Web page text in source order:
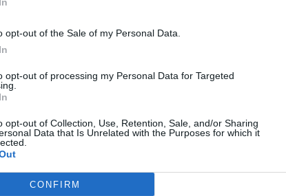
opt-out of the Sale of my Personal Data.
opt-out of processing my Personal Data for Targeted
opt-out of Collection, Use, Retention, Sale, and/or Sharing
Data that Is Unrelated with the Purposes for which it
CONFIRM
των κλοπιμαίων βρέθηκαν και
τους δικογραφία, θα οδηγηθούν στον